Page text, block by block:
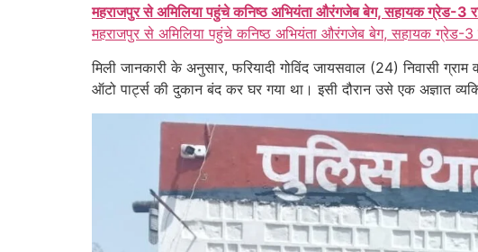
महराजपुर से अमिलिया पहुंचे कनिष्ठ अभियंता औरंगजेब बेग, सहायक ग्रेड-3
महराजपुर से अमिलिया पहुंचे कनिष्ठ अभियंता औरंगजेब बेग, सहायक ग्रेड-3
मिली जानकारी के अनुसार, फरियादी गोविंद जायसवाल (24) निवासी
ऑटो पार्ट्स की दुकान बंद कर घर गया था। इसी दौरान उसे एक अज्ञात